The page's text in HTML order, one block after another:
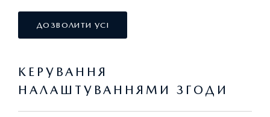
ДОЗВОЛИТИ УСІ
КЕРУВАННЯ
НАЛАШТУВАННЯМИ ЗГОДИ